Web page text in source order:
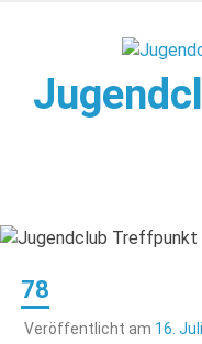
78
Veröffentlicht am 16.